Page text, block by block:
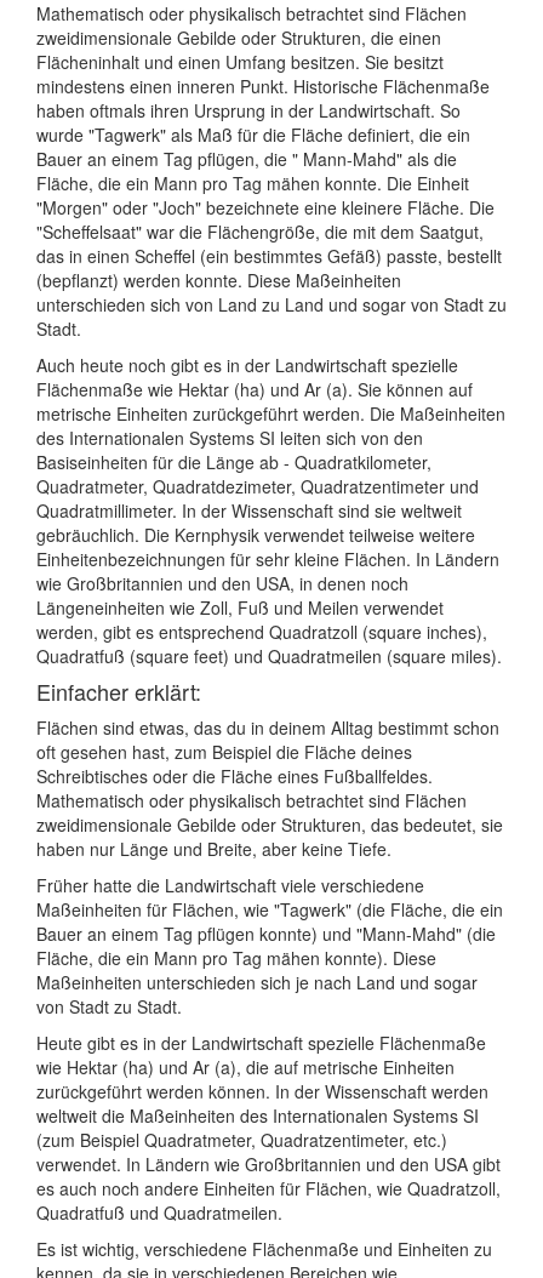
Mathematisch oder physikalisch betrachtet sind Flächen
zweidimensionale Gebilde oder Strukturen, die einen
Flächeninhalt und einen Umfang besitzen. Sie besitzt
mindestens einen inneren Punkt. Historische Flächenmaße
haben oftmals ihren Ursprung in der Landwirtschaft. So
wurde "Tagwerk" als Maß für die Fläche definiert, die ein
Bauer an einem Tag pflügen, die " Mann-Mahd" als die
Fläche, die ein Mann pro Tag mähen konnte. Die Einheit
"Morgen" oder "Joch" bezeichnete eine kleinere Fläche. Die
"Scheffelsaat" war die Flächengröße, die mit dem Saatgut,
das in einen Scheffel (ein bestimmtes Gefäß) passte, bestellt
(bepflanzt) werden konnte. Diese Maßeinheiten
unterschieden sich von Land zu Land und sogar von Stadt zu
Stadt.
Auch heute noch gibt es in der Landwirtschaft spezielle
Flächenmaße wie Hektar (ha) und Ar (a). Sie können auf
metrische Einheiten zurückgeführt werden. Die Maßeinheiten
des Internationalen Systems SI leiten sich von den
Basiseinheiten für die Länge ab - Quadratkilometer,
Quadratmeter, Quadratdezimeter, Quadratzentimeter und
Quadratmillimeter. In der Wissenschaft sind sie weltweit
gebräuchlich. Die Kernphysik verwendet teilweise weitere
Einheitenbezeichnungen für sehr kleine Flächen. In Ländern
wie Großbritannien und den USA, in denen noch
Längeneinheiten wie Zoll, Fuß und Meilen verwendet
werden, gibt es entsprechend Quadratzoll (square inches),
Quadratfuß (square feet) und Quadratmeilen (square miles).
Einfacher erklärt:
Flächen sind etwas, das du in deinem Alltag bestimmt schon
oft gesehen hast, zum Beispiel die Fläche deines
Schreibtisches oder die Fläche eines Fußballfeldes.
Mathematisch oder physikalisch betrachtet sind Flächen
zweidimensionale Gebilde oder Strukturen, das bedeutet, sie
haben nur Länge und Breite, aber keine Tiefe.
Früher hatte die Landwirtschaft viele verschiedene
Maßeinheiten für Flächen, wie "Tagwerk" (die Fläche, die ein
Bauer an einem Tag pflügen konnte) und "Mann-Mahd" (die
Fläche, die ein Mann pro Tag mähen konnte). Diese
Maßeinheiten unterschieden sich je nach Land und sogar
von Stadt zu Stadt.
Heute gibt es in der Landwirtschaft spezielle Flächenmaße
wie Hektar (ha) und Ar (a), die auf metrische Einheiten
zurückgeführt werden können. In der Wissenschaft werden
weltweit die Maßeinheiten des Internationalen Systems SI
(zum Beispiel Quadratmeter, Quadratzentimeter, etc.)
verwendet. In Ländern wie Großbritannien und den USA gibt
es auch noch andere Einheiten für Flächen, wie Quadratzoll,
Quadratfuß und Quadratmeilen.
Es ist wichtig, verschiedene Flächenmaße und Einheiten zu
kennen, da sie in verschiedenen Bereichen wie